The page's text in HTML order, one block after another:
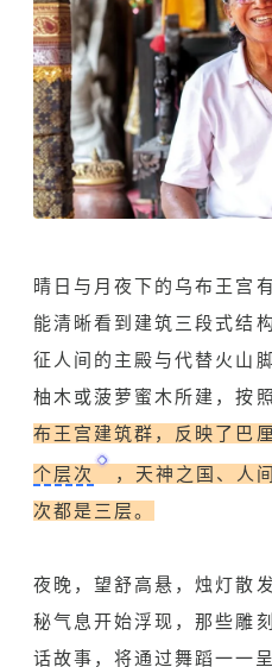
晴日与月夜下的乌布王宫
能清晰看到建筑三段式结
征人间的主殿与代替火山
柚木 或菠萝蜜木所建，按
布王宫建筑群，反映了巴
个层次
，天神之国、人
次都是三层。
夜晚，望舒高悬，烛灯散
秘气息开始浮现，那些雕
话故事，将通过舞蹈一一呈